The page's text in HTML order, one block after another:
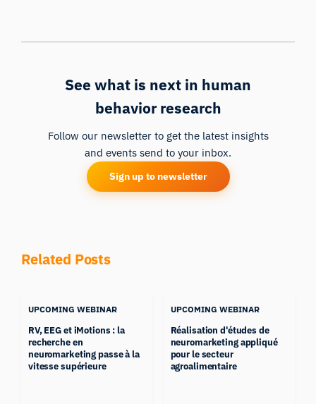
See what is next in human
behavior research
Follow our newsletter to get the latest insights
and events send to your inbox.
Sign up to newsletter
Related Posts
UPCOMING WEBINAR
RV, EEG et iMotions : la
recherche en
neuromarketing passe à la
vitesse supérieure
UPCOMING WEBINAR
Réalisation d'études de
neuromarketing appliqué
pour le secteur
agroalimentaire